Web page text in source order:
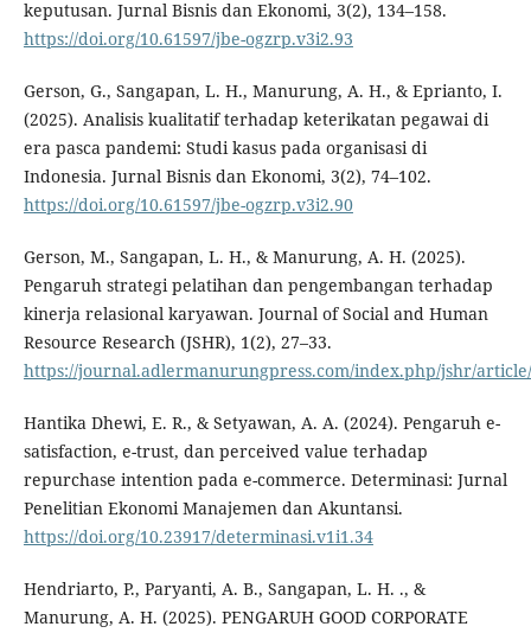
keputusan. Jurnal Bisnis dan Ekonomi, 3(2), 134–158.
https://doi.org/10.61597/jbe-ogzrp.v3i2.93
Gerson, G., Sangapan, L. H., Manurung, A. H., & Eprianto, I.
(2025). Analisis kualitatif terhadap keterikatan pegawai di
era pasca pandemi: Studi kasus pada organisasi di
Indonesia. Jurnal Bisnis dan Ekonomi, 3(2), 74–102.
https://doi.org/10.61597/jbe-ogzrp.v3i2.90
Gerson, M., Sangapan, L. H., & Manurung, A. H. (2025).
Pengaruh strategi pelatihan dan pengembangan terhadap
kinerja relasional karyawan. Journal of Social and Human
Resource Research (JSHR), 1(2), 27–33.
https://journal.adlermanurungpress.com/index.php/jshr/
Hantika Dhewi, E. R., & Setyawan, A. A. (2024). Pengaruh e-
satisfaction, e-trust, dan perceived value terhadap
repurchase intention pada e-commerce. Determinasi: Jurnal
Penelitian Ekonomi Manajemen dan Akuntansi.
https://doi.org/10.23917/determinasi.v1i1.34
Hendriarto, P., Paryanti, A. B., Sangapan, L. H. ., &
Manurung, A. H. (2025). PENGARUH GOOD CORPORATE